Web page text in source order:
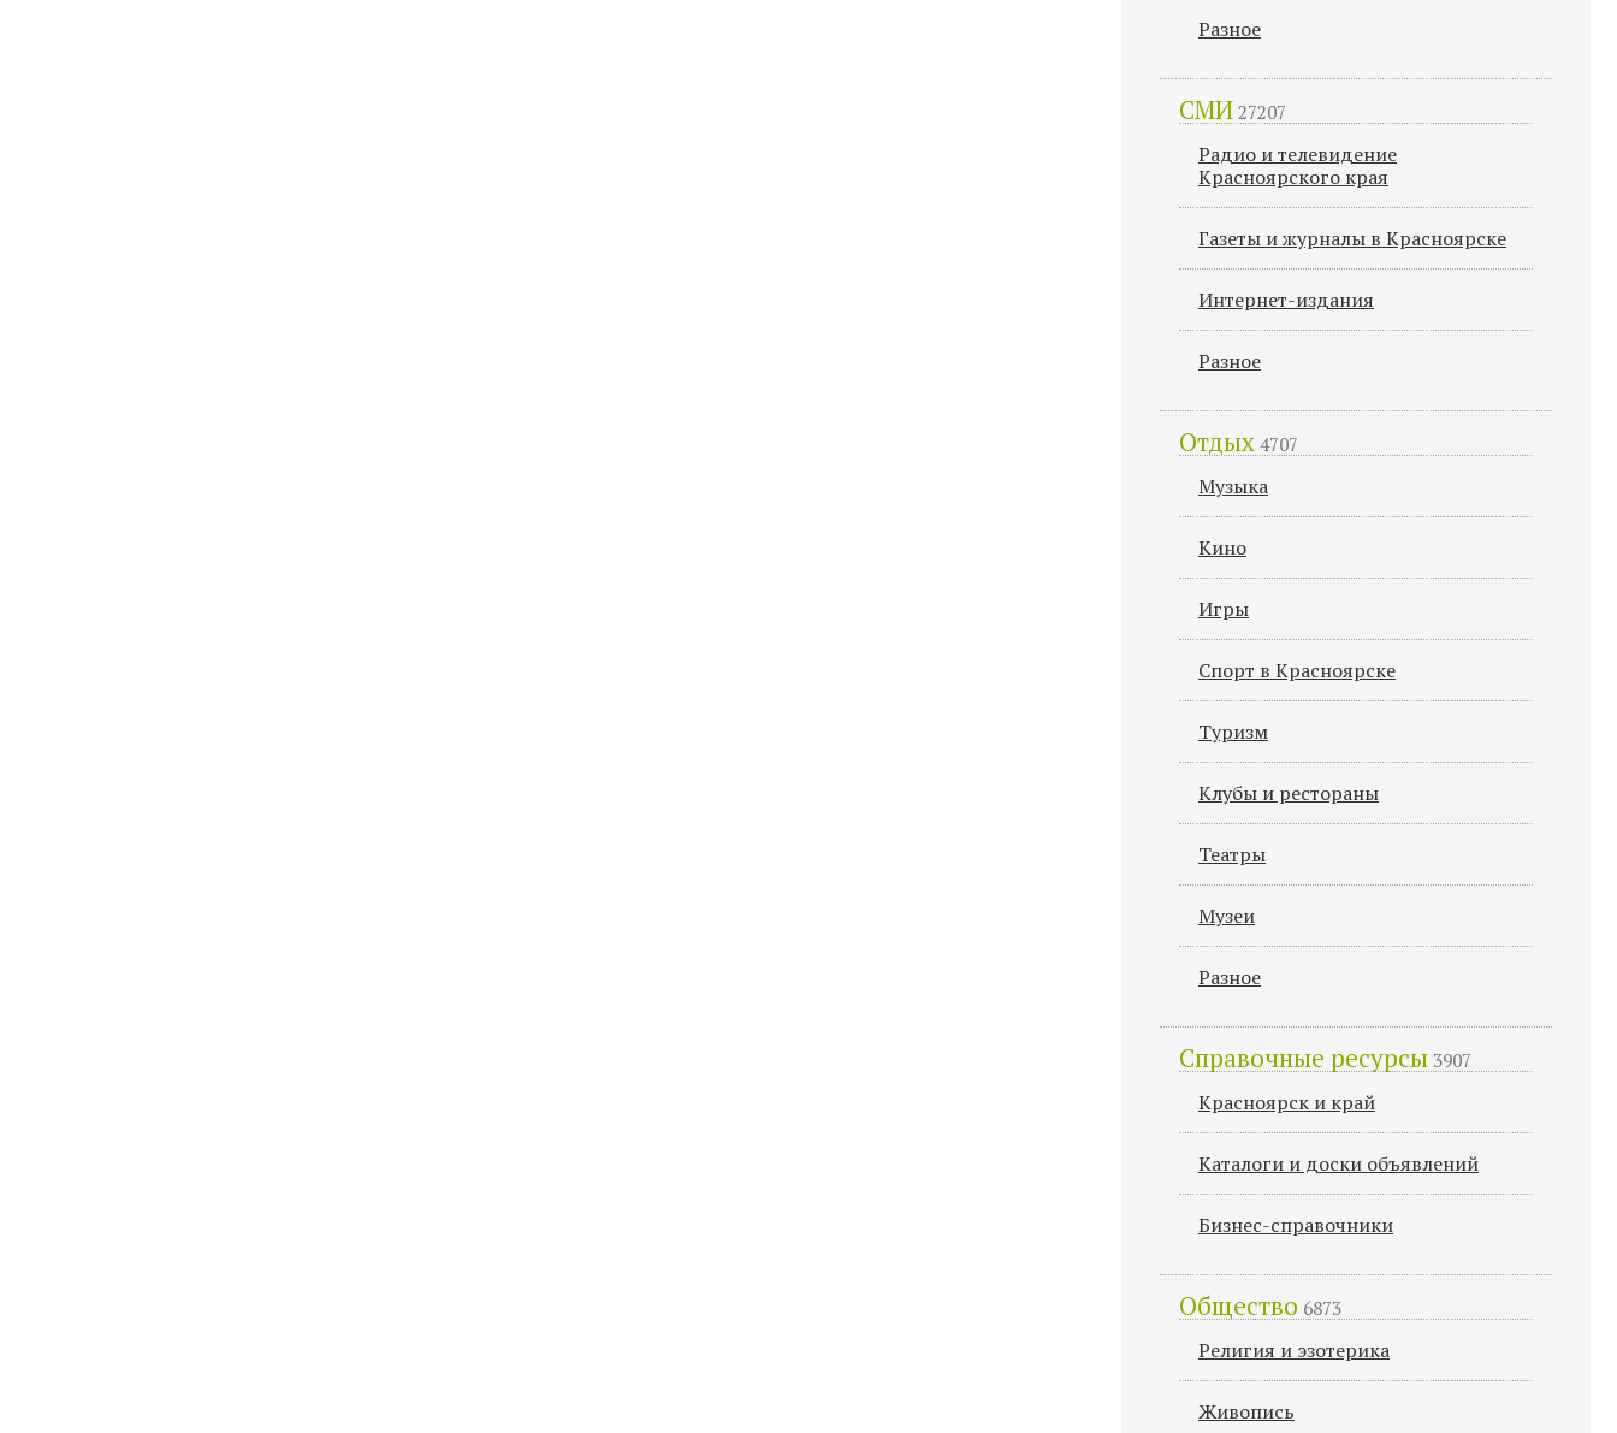
Разное
СМИ 27207
Радио и телевидение
Красноярского края
Газеты и журналы в Красноярске
Интернет-издания
Разное
Отдых 4707
Музыка
Кино
Игры
Спорт в Красноярске
Туризм
Клубы и рестораны
Театры
Музеи
Разное
Справочные ресурсы 3907
Красноярск и край
Каталоги и доски объявлений
Бизнес-справочники
Общество 6873
Религия и эзотерика
Живопись